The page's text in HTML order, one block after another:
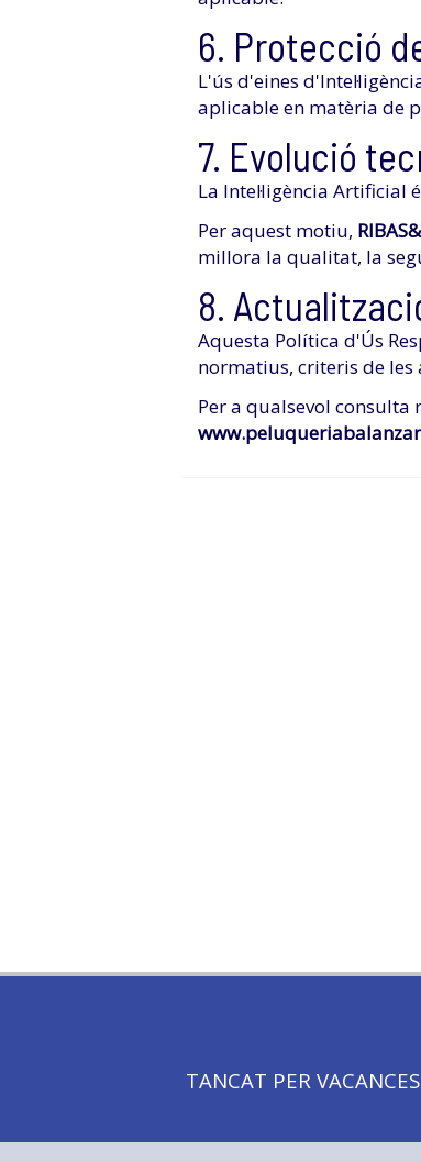
6. Protecció
L'ús d'eines
aplicable en matèria de
7. Evolució
La Intel·ligència Artificial
Per aquest motiu,
millora la qualitat, la
8.
Aquesta Política d'Ús
normatius, criteris de
Per a qualsevol
TANCAT PER